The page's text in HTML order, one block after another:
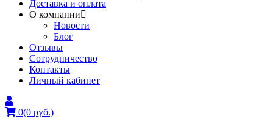
Доставка и оплата
О компании
Новости
Блог
Отзывы
Сотрудничество
Контакты
Личный кабинет
0(0 руб.)